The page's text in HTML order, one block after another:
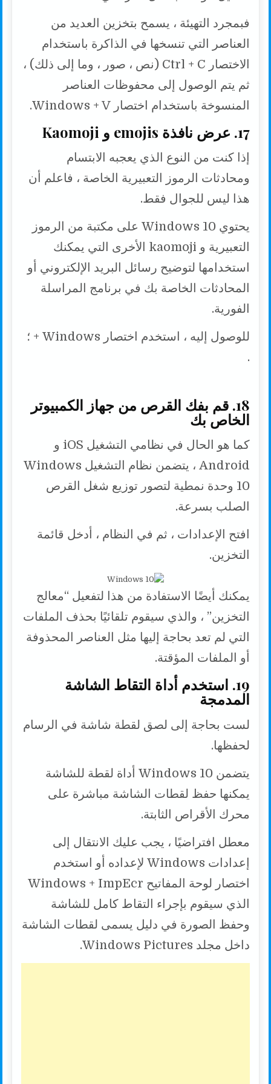
فبمجرد التهيئة ، يسمح بتخزين العديد من
العناصر التي تنسخها في الذاكرة باستخدام
الاختصار Ctrl + C (نص ، صور ، وما إلى ذلك) ،
ثم يتم الوصول إلى محفوظات العناصر
المنسوخة باستخدام اختصار Windows + V.
17. عرض نافذة emojis و Kaomoji
إذا كنت من النوع الذي يعجبه الابتسام
ومحادثات الرموز التعبيرية الخاصة ، فاعلم أن
هذا ليس للجوال فقط.
يحتوي Windows 10 على مكتبة من الرموز
التعبيرية و kaomoji الأخرى التي يمكنك
استخدامها لتوضيح رسائل البريد الإلكتروني أو
المحادثات الخاصة بك في برنامج المراسلة
الفورية.
للوصول إليه ، استخدم اختصار Windows + ؛
.
18. قم بفك القرص من جهاز الكمبيوتر
الخاص بك
كما هو الحال في نظامي التشغيل iOS و
Android ، يتضمن نظام التشغيل Windows
10 وحدة نمطية لتصور توزيع شغل القرص
الصلب بسرعة.
افتح الإعدادات ، ثم في النظام ، أدخل قائمة
التخزين.
يمكنك أيضًا الاستفادة من هذا لتفعيل “معالج
التخزين” ، والذي سيقوم تلقائيًا بحذف الملفات
التي لم تعد بحاجة إليها مثل العناصر المحذوفة
أو الملفات المؤقتة.
19. استخدم أداة التقاط الشاشة
المدمجة
لست بحاجة إلى لصق لقطة شاشة في الرسام
لحفظها.
يتضمن Windows 10 أداة لقطة للشاشة
يمكنها حفظ لقطات الشاشة مباشرة على
محرك الأقراص الثابتة.
معطل افتراضيًا ، يجب عليك الانتقال إلى
إعدادات Windows لإعداده أو استخدم
اختصار لوحة المفاتيح Windows + ImpEcr
الذي سيقوم بإجراء التقاط كامل للشاشة
وحفظ الصورة في دليل يسمى لقطات الشاشة
داخل مجلد Windows Pictures.